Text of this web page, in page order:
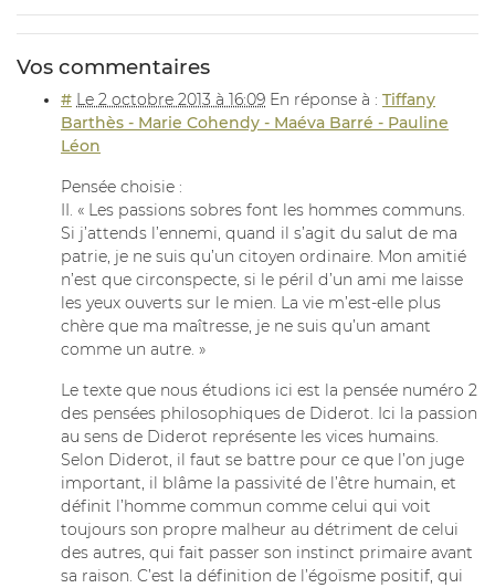
Vos commentaires
# Le 2 octobre 2013 à 16:09 En réponse à : Tiffany
Barthès - Marie Cohendy - Maéva Barré - Pauline
Léon
Pensée choisie :
II. « Les passions sobres font les hommes communs.
Si j’attends l’ennemi, quand il s’agit du salut de ma
patrie, je ne suis qu’un citoyen ordinaire. Mon amitié
n’est que circonspecte, si le péril d’un ami me laisse
les yeux ouverts sur le mien. La vie m’est-elle plus
chère que ma maîtresse, je ne suis qu’un amant
comme un autre. »
Le texte que nous étudions ici est la pensée numéro 2
des pensées philosophiques de Diderot. Ici la passion
au sens de Diderot représente les vices humains.
Selon Diderot, il faut se battre pour ce que l’on juge
important, il blâme la passivité de l’être humain, et
définit l’homme commun comme celui qui voit
toujours son propre malheur au détriment de celui
des autres, qui fait passer son instinct primaire avant
sa raison. C’est la définition de l’égoïsme positif, qui